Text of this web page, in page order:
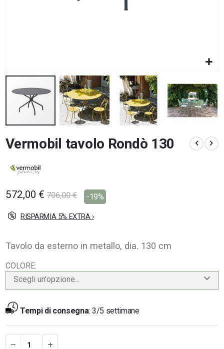
all'inizio
della
di
Vermobil tavolo Rondò 130
572,00 € 706,00 € -19%
RISPARMIA 5% EXTRA ›
Tavolo da esterno in metallo, dia. 130 cm
COLORE
Scegli un'opzione...
Tempi di consegna: 3/5 settimane